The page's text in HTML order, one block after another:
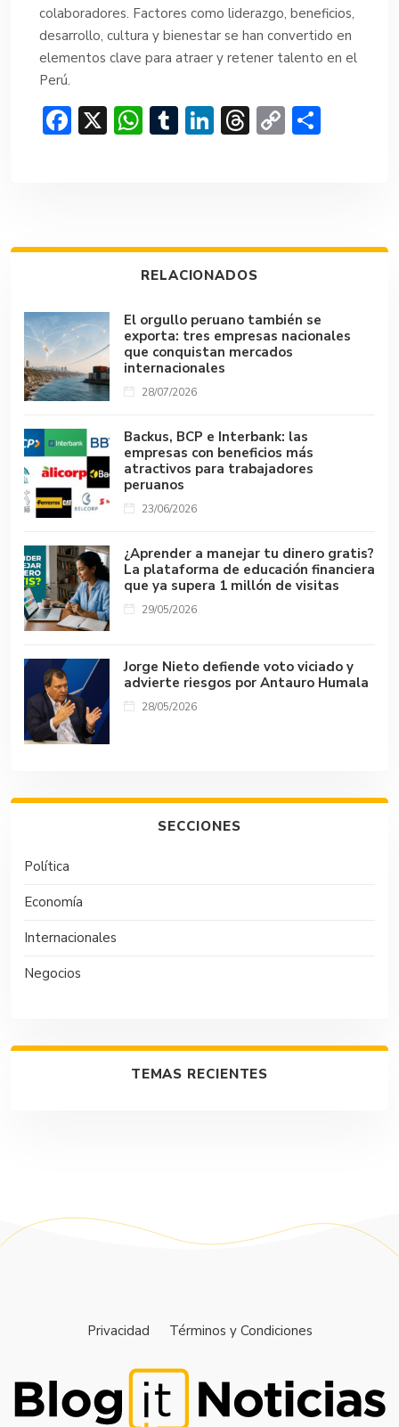
colaboradores. Factores como liderazgo, beneficios,
desarrollo, cultura y bienestar se han convertido en
elementos clave para atraer y retener talento en el
Perú.
F
ok
X W
p
p
T Li T
s
C
n tir
RELACIONADOS
El orgullo peruano también se
exporta: tres empresas nacionales
que conquistan mercados
internacionales
28/07/2026
Backus, BCP e Interbank: las
empresas con beneficios más
atractivos para trabajadores
peruanos
23/06/2026
¿Aprender a manejar tu dinero gratis?
La plataforma de educación financiera
que ya supera 1 millón de visitas
29/05/2026
Jorge Nieto defiende voto viciado y
advierte riesgos por Antauro Humala
28/05/2026
SECCIONES
Política
Economía
Internacionales
Negocios
TEMAS RECIENTES
Privacidad Términos y Condiciones